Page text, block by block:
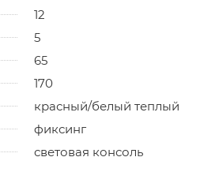
12
5
65
170
красный/белый теплый
фиксинг
световая консоль